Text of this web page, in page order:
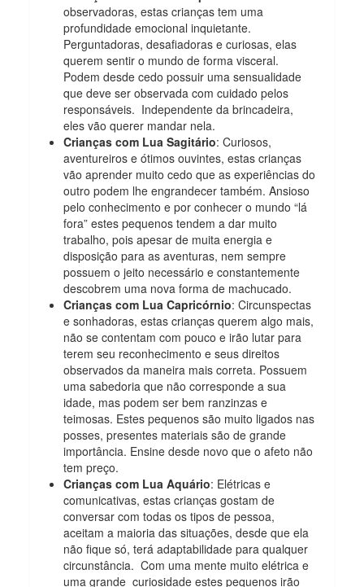
observadoras, estas crianças tem uma
profundidade emocional inquietante.
Perguntadoras, desafiadoras e curiosas, elas
querem sentir o mundo de forma visceral.
Podem desde cedo possuir uma sensualidade
que deve ser observada com cuidado pelos
responsáveis. Independente da brincadeira,
eles vão querer mandar nela.
Crianças com Lua Sagitário: Curiosos,
aventureiros e ótimos ouvintes, estas crianças
vão aprender muito cedo que as experiências do
outro podem lhe engrandecer também. Ansioso
pelo conhecimento e por conhecer o mundo “lá
fora” estes pequenos tendem a dar muito
trabalho, pois apesar de muita energia e
disposição para as aventuras, nem sempre
possuem o jeito necessário e constantemente
descobrem uma nova forma de machucado.
Crianças com Lua Capricórnio: Circunspectas
e sonhadoras, estas crianças querem algo mais,
não se contentam com pouco e irão lutar para
terem seu reconhecimento e seus direitos
observados da maneira mais correta. Possuem
uma sabedoria que não corresponde a sua
idade, mas podem ser bem ranzinzas e
teimosas. Estes pequenos são muito ligados nas
posses, presentes materiais são de grande
importância. Ensine desde novo que o afeto não
tem preço.
Crianças com Lua Aquário: Elétricas e
comunicativas, estas crianças gostam de
conversar com todas os tipos de pessoa,
aceitam a maioria das situações, desde que ela
não fique só, terá adaptabilidade para qualquer
circunstância. Com uma mente muito elétrica e
uma grande curiosidade estes pequenos irão